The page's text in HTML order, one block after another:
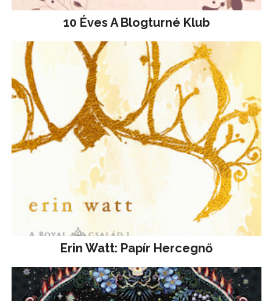
10 Éves A Blogturné Klub
Erin Watt: Papír Hercegnő